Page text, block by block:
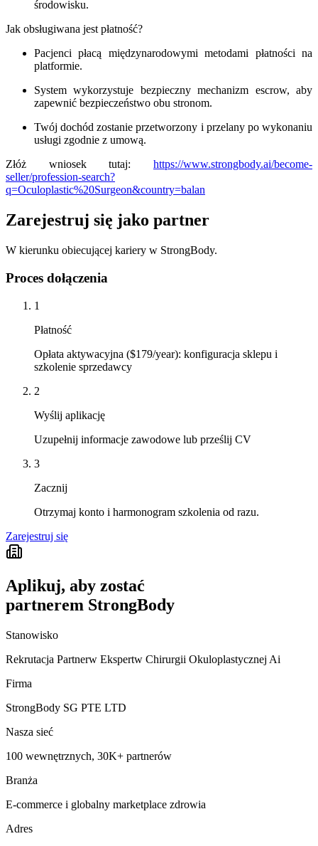
środowisku.
Jak obsługiwana jest płatność?
Pacjenci płacą międzynarodowymi metodami płatności na
platformie.
System wykorzystuje bezpieczny mechanizm escrow, aby
zapewnić bezpieczeństwo obu stronom.
Twój dochód zostanie przetworzony i przelany po wykonaniu
usługi zgodnie z umową.
Złóż wniosek tutaj: https://www.strongbody.ai/become-
seller/profession-search?
q=Oculoplastic%20Surgeon&country=balan
Zarejestruj się jako partner
W kierunku obiecującej kariery w StrongBody.
Proces dołączenia
1
Płatność
Opłata aktywacyjna ($179/year): konfiguracja sklepu i
szkolenie sprzedawcy
2
Wyślij aplikację
Uzupełnij informacje zawodowe lub prześlij CV
3
Zacznij
Otrzymaj konto i harmonogram szkolenia od razu.
Zarejestruj się
Aplikuj, aby zostać
partnerem StrongBody
Stanowisko
Rekrutacja Partnerw Ekspertw Chirurgii Okuloplastycznej Ai
Firma
StrongBody SG PTE LTD
Nasza sieć
100 wewnętrznych, 30K+ partnerów
Branża
E-commerce i globalny marketplace zdrowia
Adres